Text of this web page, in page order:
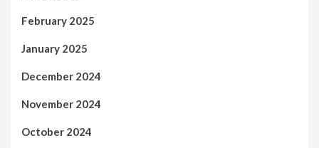
February 2025
January 2025
December 2024
November 2024
October 2024